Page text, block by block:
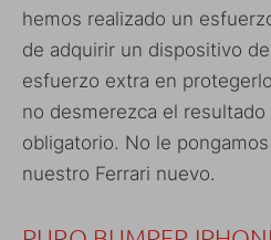
hemos realizado un
de adquirir un dispositivo
esfuerzo extra en
no desmerezca el resultado
obligatorio. No le
nuestro Ferrari nuevo.